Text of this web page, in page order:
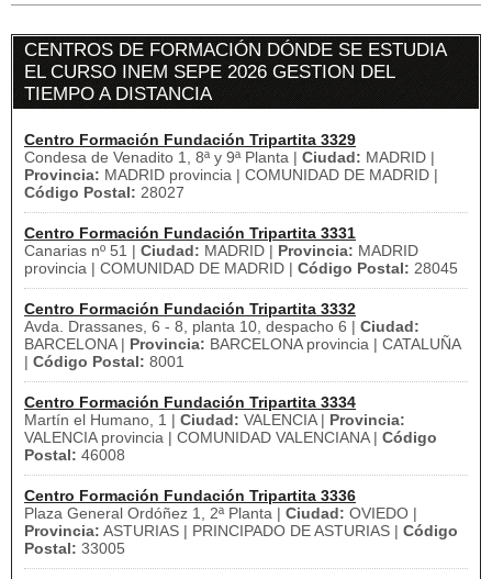
CENTROS DE FORMACIÓN DÓNDE SE ESTUDIA
EL CURSO INEM SEPE 2026 GESTION DEL
TIEMPO A DISTANCIA
Centro Formación Fundación Tripartita 3329
Condesa de Venadito 1, 8ª y 9ª Planta | Ciudad: MADRID |
Provincia: MADRID provincia | COMUNIDAD DE MADRID |
Código Postal: 28027
Centro Formación Fundación Tripartita 3331
Canarias nº 51 | Ciudad: MADRID | Provincia: MADRID
provincia | COMUNIDAD DE MADRID | Código Postal: 28045
Centro Formación Fundación Tripartita 3332
Avda. Drassanes, 6 - 8, planta 10, despacho 6 | Ciudad:
BARCELONA | Provincia: BARCELONA provincia | CATALUÑA
| Código Postal: 8001
Centro Formación Fundación Tripartita 3334
Martín el Humano, 1 | Ciudad: VALENCIA | Provincia:
VALENCIA provincia | COMUNIDAD VALENCIANA | Código
Postal: 46008
Centro Formación Fundación Tripartita 3336
Plaza General Ordóñez 1, 2ª Planta | Ciudad: OVIEDO |
Provincia: ASTURIAS | PRINCIPADO DE ASTURIAS | Código
Postal: 33005